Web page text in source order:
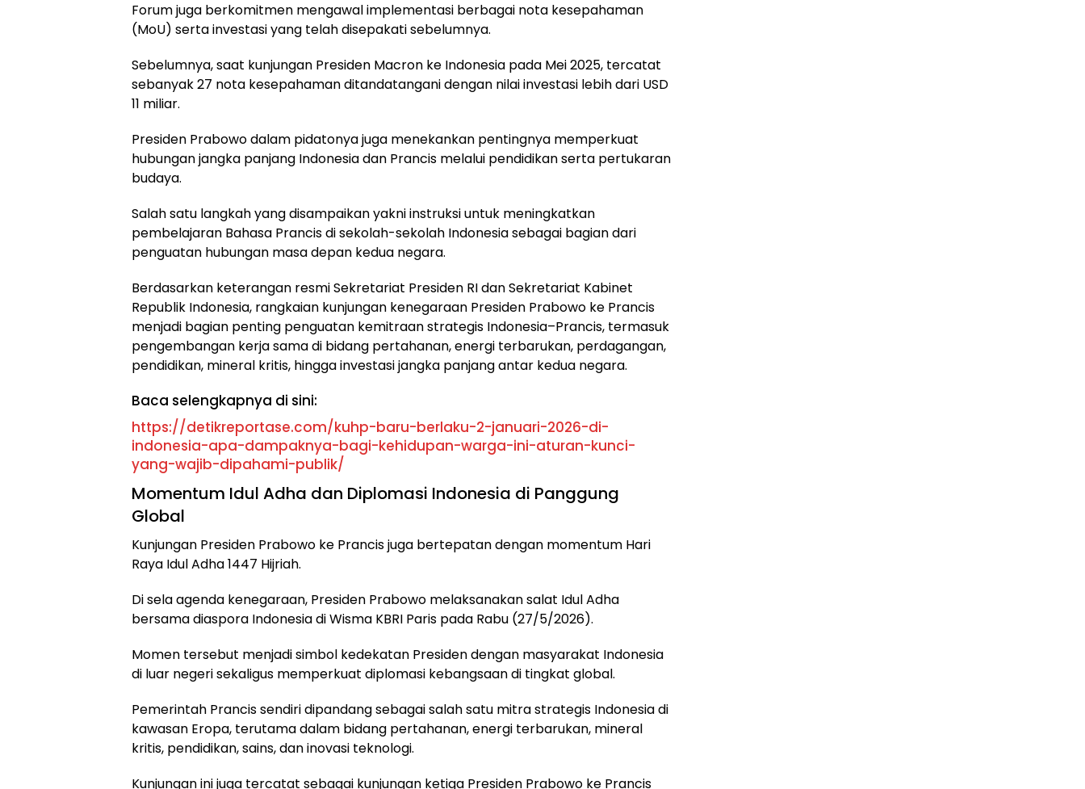
Forum juga berkomitmen mengawal implementasi berbagai nota kesepahaman
(MoU) serta investasi yang telah disepakati sebelumnya.
Sebelumnya, saat kunjungan Presiden Macron ke Indonesia pada Mei 2025, tercatat
sebanyak 27 nota kesepahaman ditandatangani dengan nilai investasi lebih dari USD
11 miliar.
Presiden Prabowo dalam pidatonya juga menekankan pentingnya memperkuat
hubungan jangka panjang Indonesia dan Prancis melalui pendidikan serta pertukaran
budaya.
Salah satu langkah yang disampaikan yakni instruksi untuk meningkatkan
pembelajaran Bahasa Prancis di sekolah-sekolah Indonesia sebagai bagian dari
penguatan hubungan masa depan kedua negara.
Berdasarkan keterangan resmi Sekretariat Presiden RI dan Sekretariat Kabinet
Republik Indonesia, rangkaian kunjungan kenegaraan Presiden Prabowo ke Prancis
menjadi bagian penting penguatan kemitraan strategis Indonesia–Prancis, termasuk
pengembangan kerja sama di bidang pertahanan, energi terbarukan, perdagangan,
pendidikan, mineral kritis, hingga investasi jangka panjang antar kedua negara.
Baca selengkapnya di sini:
https://detikreportase.com/kuhp-baru-berlaku-2-januari-2026-di-
indonesia-apa-dampaknya-bagi-kehidupan-warga-ini-aturan-kunci-
yang-wajib-dipahami-publik/
Momentum Idul Adha dan Diplomasi Indonesia di Panggung
Global
Kunjungan Presiden Prabowo ke Prancis juga bertepatan dengan momentum Hari
Raya Idul Adha 1447 Hijriah.
Di sela agenda kenegaraan, Presiden Prabowo melaksanakan salat Idul Adha
bersama diaspora Indonesia di Wisma KBRI Paris pada Rabu (27/5/2026).
Momen tersebut menjadi simbol kedekatan Presiden dengan masyarakat Indonesia
di luar negeri sekaligus memperkuat diplomasi kebangsaan di tingkat global.
Pemerintah Prancis sendiri dipandang sebagai salah satu mitra strategis Indonesia di
kawasan Eropa, terutama dalam bidang pertahanan, energi terbarukan, mineral
kritis, pendidikan, sains, dan inovasi teknologi.
Kunjungan ini juga tercatat sebagai kunjungan ketiga Presiden Prabowo ke Prancis